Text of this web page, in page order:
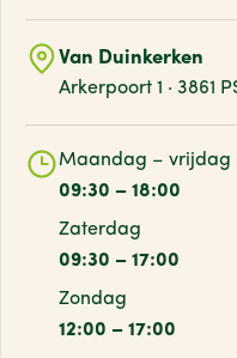
Van Duinkerken
Arkerpoort 1 · 3861
Maandag – vrijdag
09:30 – 18:00
Zaterdag
09:30 – 17:00
Zondag
12:00 – 17:00